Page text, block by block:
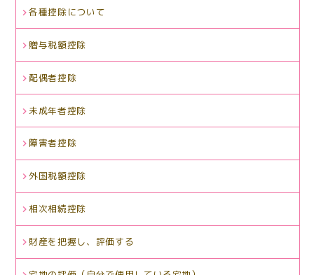
各種控除について
贈与税額控除
配偶者控除
未成年者控除
障害者控除
外国税額控除
相次相続控除
財産を把握し、評価する